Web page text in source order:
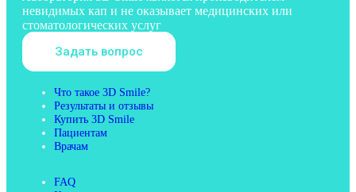
невидимых кап и не оказывает медицинских или
стоматологических услуг
Задать вопрос
Что такое 3D Smile?
Результаты и отзывы
Купить 3D Smile
Пациентам
Врачам
FAQ